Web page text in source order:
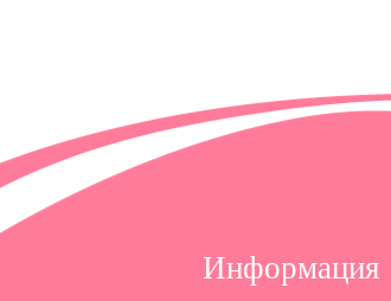
Информация